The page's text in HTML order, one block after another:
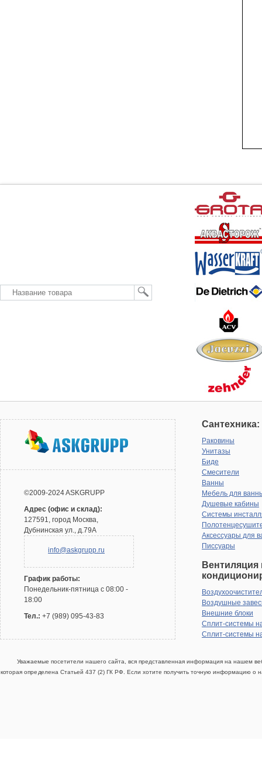
©2009-2024 ASKGRUPP
Адрес (офис и склад):
127591, город Москва,
Дубнинская ул., д.79А
info@askgrupp.ru
График работы:
Понедельник-пятница с 08:00 -
18:00
Тел.: +7 (989) 095-43-83
Сантехника:
Раковины
Унитазы
Биде
Смесители
Ванны
Мебель для
Душевые кабины
Системы
Аксессуары для
Писсуары
Вентиляция
Воздушные
Внешние блоки
Сплит-системы
Сплит-системы
Уважаемые посетители нашего сайта, вся представленная информация на нашем
которая определена Статьей 437 (2) ГК РФ. Если хотите получить точную информацию о